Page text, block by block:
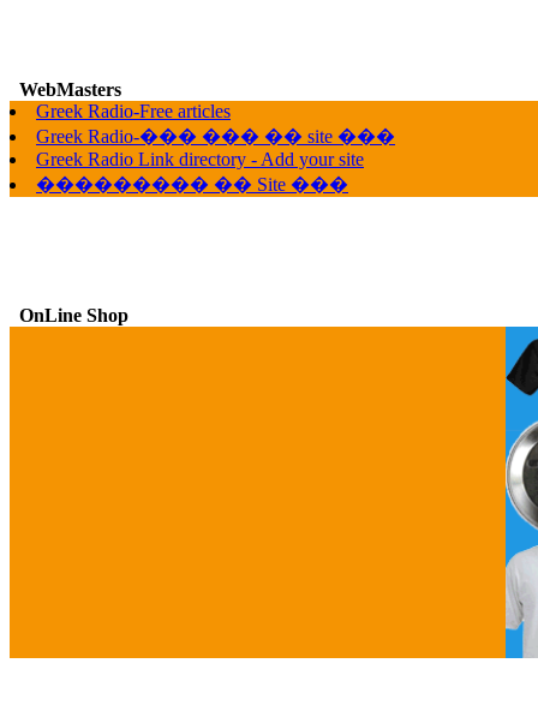
WebMasters
Greek Radio-Free articles
Greek Radio-��� ��� �� site ���
Greek Radio Link directory - Add your site
��������� �� Site ���
OnLine Shop